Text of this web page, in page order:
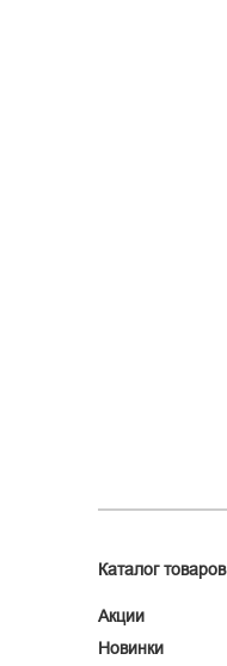
Каталог товаров
Акции
Новинки